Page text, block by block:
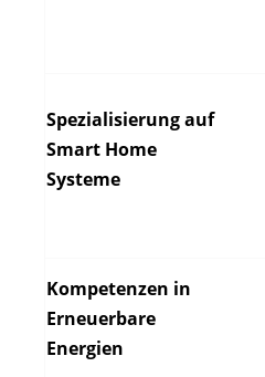
Spezialisierung auf
Smart Home
Systeme
Kompetenzen in
Erneuerbare
Energien